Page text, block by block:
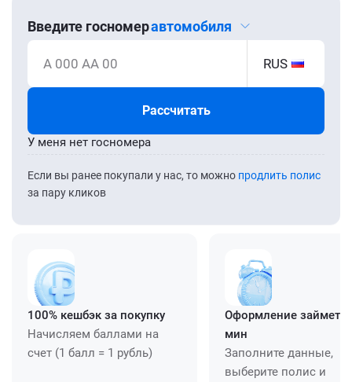
Введите госномеравтомобиля
А 000 АА 00 RUS
Рассчитать
Если вы ранее покупали у нас, то можно продлить полис
за пару кликов
У меня нет госномера
100% кешбэк за покупку
Начисляем баллами на
счет (1 балл = 1 рубль)
Оформление займет
мин
Заполните данные,
выберите полис и